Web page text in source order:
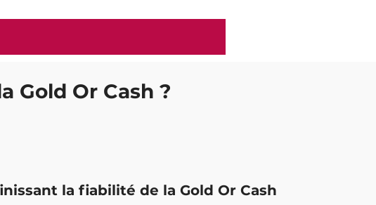
Gold Or Cash ?
la fiabilité de la Gold Or Cash